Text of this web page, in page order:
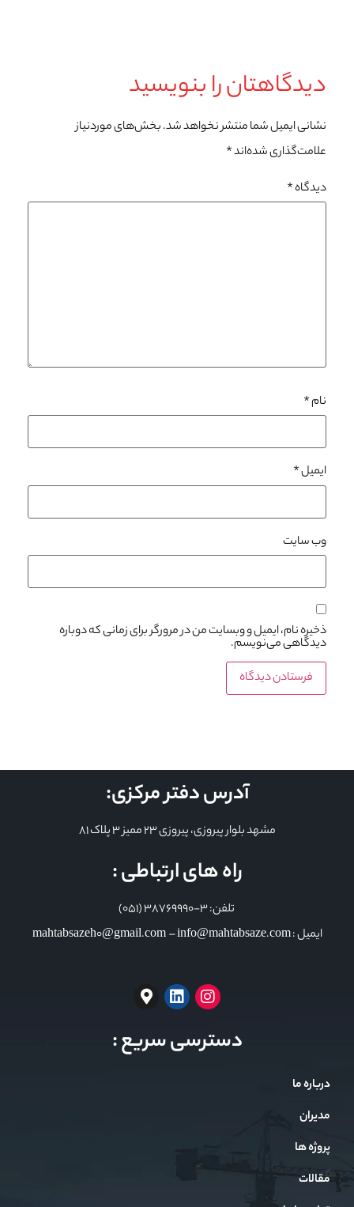
دیدگاهتان را بنویسید
نشانی ایمیل شما منتشر نخواهد شد.بخش‌های موردنیاز
علامت‌گذاری شده‌اند*
دیدگاه*
نام*
ایمیل*
وب‌ سایت
ذخیره نام، ایمیل و وبسایت من در مرورگر برای زمانی که دوباره
دیدگاهی می‌نویسم.
آدرس دفتر مرکزی:
مشهد بلوار پیروزی، پیروزی 23 ممیز 3 پلاک 81
راه های ارتباطی :
تلفن: 3-38769990 (051)
ایمیل : mahtabsazeh0@gmail.com – info@mahtabsaze.com
دسترسی سریع :
درباره ما
مدیران
پروژه ها
مقالات